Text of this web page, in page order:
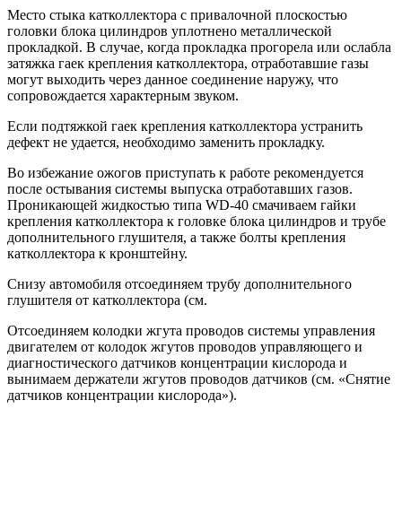
Место стыка катколлектора с привалочной плоскостью
головки блока цилиндров уплотнено металлической
прокладкой. В случае, когда прокладка прогорела или ослабла
затяжка гаек крепления катколлектора, отработавшие газы
могут выходить через данное соединение наружу, что
сопровождается характерным звуком.
Если подтяжкой гаек крепления катколлектора устранить
дефект не удается, необходимо заменить прокладку.
Во избежание ожогов приступать к работе рекомендуется
после остывания системы выпуска отработавших газов.
Проникающей жидкостью типа WD-40 смачиваем гайки
крепления катколлектора к головке блока цилиндров и трубе
дополнительного глушителя, а также болты крепления
катколлектора к кронштейну.
Снизу автомобиля отсоединяем трубу дополнительного
глушителя от катколлектора (см.
Отсоединяем колодки жгута проводов системы управления
двигателем от колодок жгутов проводов управляющего и
диагностического датчиков концентрации кислорода и
вынимаем держатели жгутов проводов датчиков (см. «Снятие
датчиков концентрации кислорода»).